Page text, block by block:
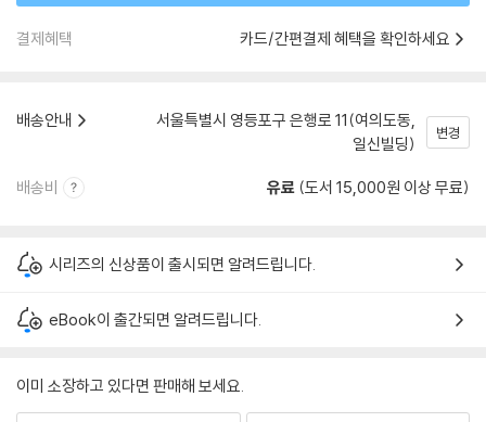
결제혜택 카드/간편결제 혜택을 확인하세요
배송안내
서울특별시 영등포구 은행로 11(여의도동,
일신빌딩)
변경
배송비 유료 (도서 15,000원 이상 무료)
시리즈의 신상품이 출시되면 알려드립니다.
eBook이 출간되면 알려드립니다.
이미 소장하고 있다면 판매해 보세요.